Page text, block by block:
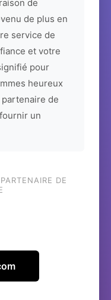
de
de plus en
service de
et votre
pour
heureux
de
un
DE